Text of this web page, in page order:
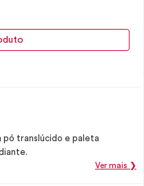
pó translúcido e paleta
Ver mais ❯